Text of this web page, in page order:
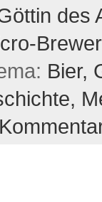
des
Bier,